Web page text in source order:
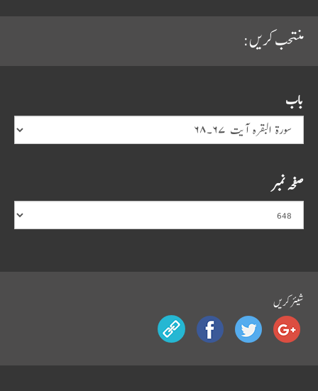
منتحب کریں:
باب
صفحہ نمبر
شیئرکریں